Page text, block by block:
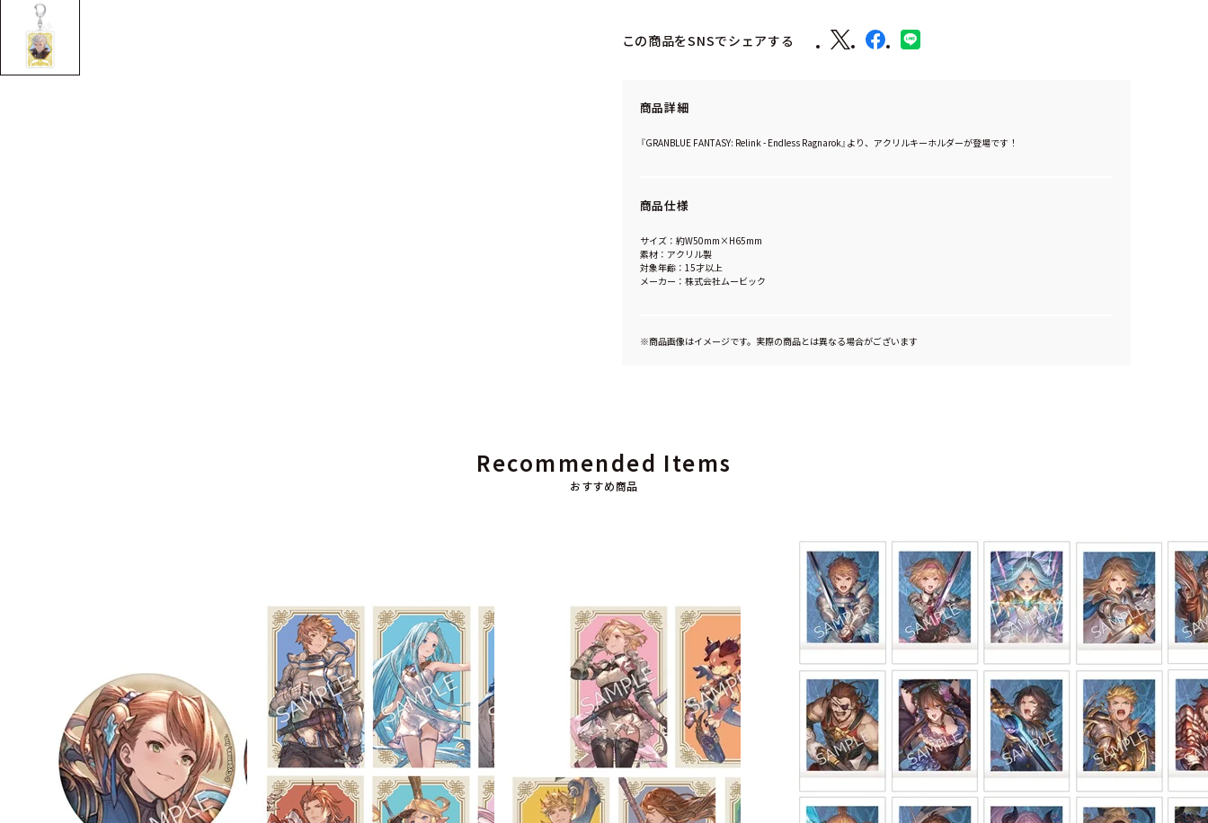
この商品をSNSでシェアする
商品詳細
『GRANBLUE FANTASY: Relink - Endless Ragnarok』より、アクリルキーホルダーが登場です！
商品仕様
サイズ：約W50mm×H65mm
素材：アクリル製
対象年齢：15才以上
メーカー：株式会社ムービック
※商品画像はイメージです。実際の商品とは異なる場合がございます
おすすめ商品
Recommended Items